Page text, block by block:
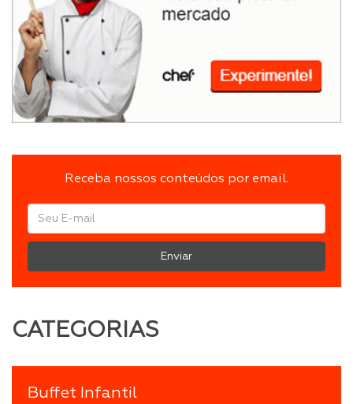
Receba nossos conteúdos por email.
Enviar
CATEGORIAS
Buffet Infantil